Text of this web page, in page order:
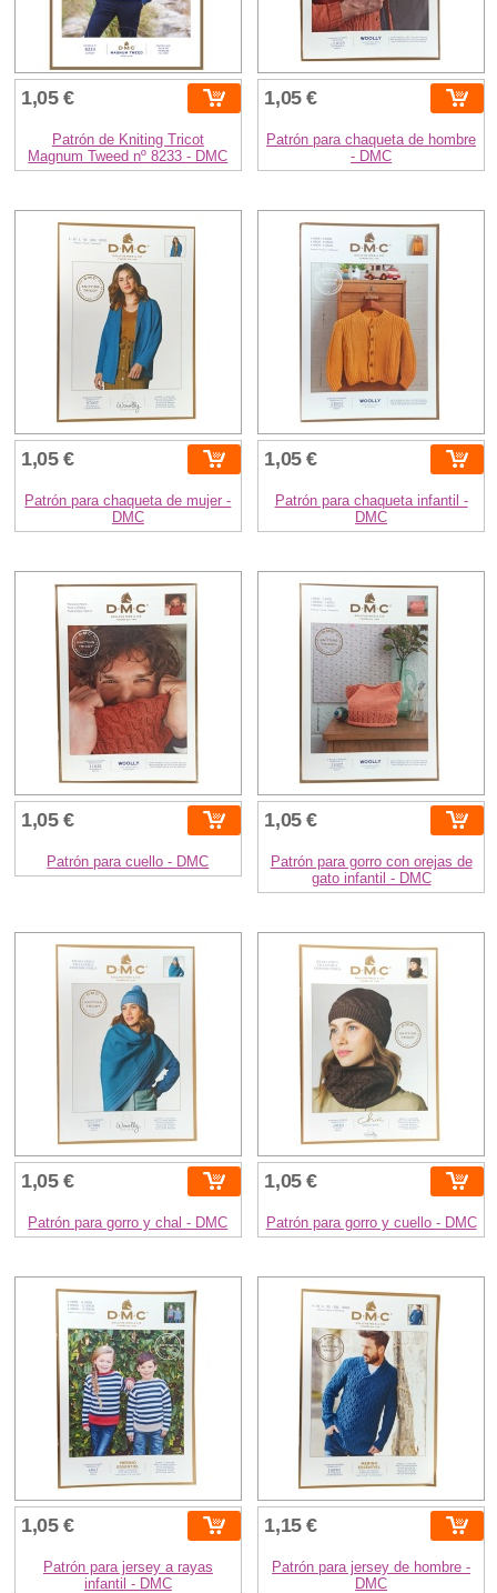
1,05 €
Patrón de Kniting Tricot
Magnum Tweed nº 8233 - DMC
1,05 €
Patrón para chaqueta de hombre
- DMC
1,05 €
Patrón para chaqueta de mujer -
DMC
1,05 €
Patrón para chaqueta infantil -
DMC
1,05 €
Patrón para cuello - DMC
1,05 €
Patrón para gorro con orejas de
gato infantil - DMC
1,05 €
Patrón para gorro y chal - DMC
1,05 €
Patrón para gorro y cuello - DMC
1,05 €
Patrón para jersey a rayas
infantil - DMC
1,15 €
Patrón para jersey de hombre -
DMC